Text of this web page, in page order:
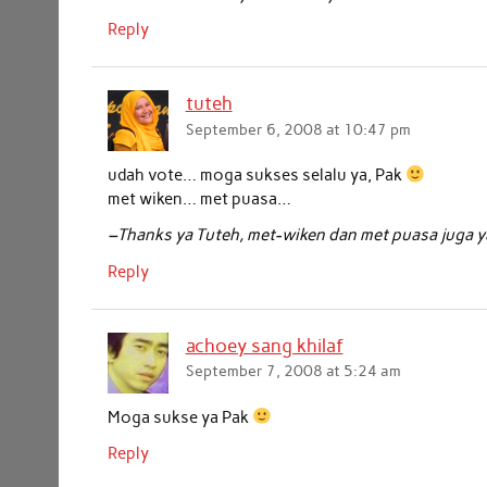
Reply
tuteh
September 6, 2008 at 10:47 pm
udah vote… moga sukses selalu ya, Pak
met wiken… met puasa…
–Thanks ya Tuteh, met-wiken dan met puasa juga
Reply
achoey sang khilaf
September 7, 2008 at 5:24 am
Moga sukse ya Pak
Reply